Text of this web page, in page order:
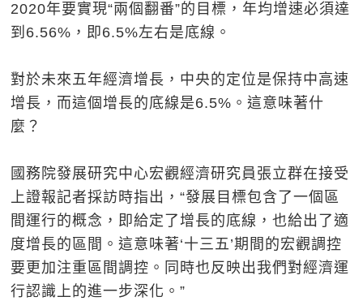
2020年要實現“兩個翻番”的目標，年均增速必須達
到6.56%，即6.5%左右是底線。
對於未來五年經濟增長，中央的定位是保持中高速
增長，而這個增長的底線是6.5%。這意味著什
麼？
國務院發展研究中心宏觀經濟研究員張立群在接受
上證報記者採訪時指出，“發展目標包含了一個區
間運行的概念，即給定了增長的底線，也給出了適
度增長的區間。這意味著‘十三五’期間的宏觀調控
要更加注重區間調控。同時也反映出我們對經濟運
行認識上的進一步深化。”